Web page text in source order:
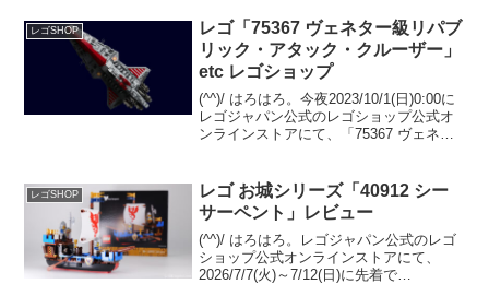
ァイナルでは、既存セ...
レゴSHOP
レゴ「75367 ヴェネター級リパブ
リック・アタック・クルーザー」
etc レゴショップ
(^^)/ はろはろ。今夜2023/10/1(日)0:00に
レゴジャパン公式のレゴショップ公式オ
ンラインストアにて、「75367 ヴェネタ
10/1のInsiders先行販...
レゴSHOP
レゴ お城シリーズ「40912 シー
サーペント」レビュー
(^^)/ はろはろ。レゴジャパン公式のレゴ
ショップ公式オンラインストアにて、
2026/7/7(火)～7/12(日)に先着で